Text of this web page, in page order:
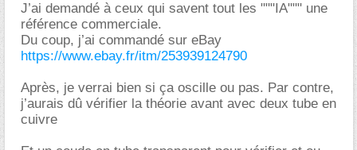
J’ai demandé à ceux qui savent tout les """IA""" une
référence commerciale.
Du coup, j’ai commandé sur eBay
https://www.ebay.fr/itm/253939124790
Après, je verrai bien si ça oscille ou pas. Par contre,
j’aurais dû vérifier la théorie avant avec deux tube en
cuivre